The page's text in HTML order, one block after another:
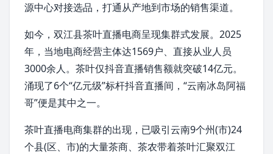
源中心对接选品，打通从产地到市场的销售渠道。
如今，双江县茶叶直播电商呈现集群式发展。2025
年，当地电商经营主体达1569户、直接从业人员
3000余人。茶叶仅抖音直播销售额就突破14亿元。
涌现了6个“亿元级”标杆抖音直播间，“云南冰岛阿福
哥”便是其中之一。
茶叶直播电商集群的出现，已吸引云南9个州(市)24
个县(区、市)的大量茶商、茶农带着茶叶汇聚双江